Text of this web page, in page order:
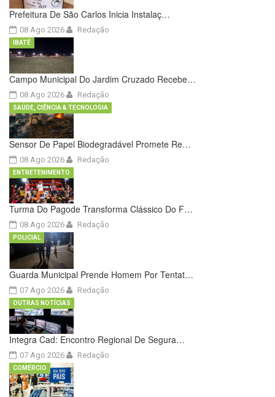
Prefeitura De São Carlos Inicia Instalaç…
08 Ago 2026 Redação
Campo Municipal Do Jardim Cruzado Recebe…
08 Ago 2026
IBATÉ
Redação
Sensor De Papel Biodegradável Promete Re…
08 Ago 2026
SAÚDE, CIÊNCIA & TECNOLOGIA
Redação
Turma Do Pagode Transforma Clássico Do F…
08 Ago 2026
ENTRETENIMENTO
Redação
Guarda Municipal Prende Homem Por Tentat…
07 Ago 2026
POLICIAL
Redação
Integra Cad: Encontro Regional De Segura…
07 Ago 2026
OUTRAS NOTÍCIAS
Redação
COMÉRCIO